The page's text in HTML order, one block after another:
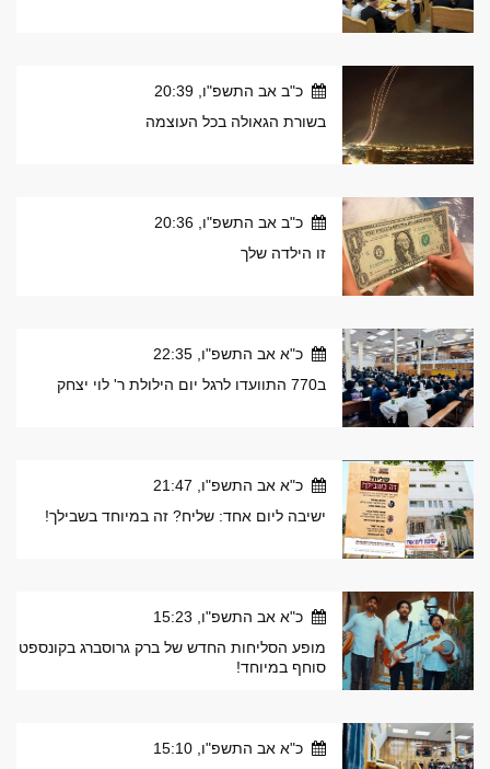
כ"ב אב התשפ"ו, 20:39
בשורת הגאולה בכל העוצמה
כ"ב אב התשפ"ו, 20:36
זו הילדה שלך
כ"א אב התשפ"ו, 22:35
ב770 התוועדו לרגל יום הילולת ר' לוי יצחק
כ"א אב התשפ"ו, 21:47
ישיבה ליום אחד: שליח? זה במיוחד בשבילך!
כ"א אב התשפ"ו, 15:23
מופע הסליחות החדש של ברק גרוסברג בקונספט
סוחף במיוחד!
כ"א אב התשפ"ו, 15:10